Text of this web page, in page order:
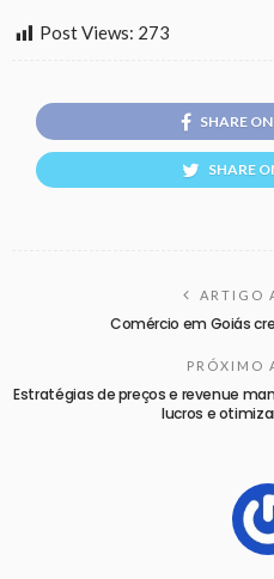
Post Views: 273
SHARE
SHARE
ARTIGO
Comércio em Goiás
PRÓXIMO
Estratégias de preços e revenue
lucros e